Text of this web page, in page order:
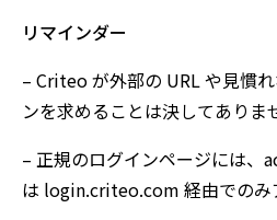
リマインダー
– Criteo が外部の URL や見慣
ンを求めることは決してありま
– 正規のログインページには
は login.criteo.com 経由でのみ